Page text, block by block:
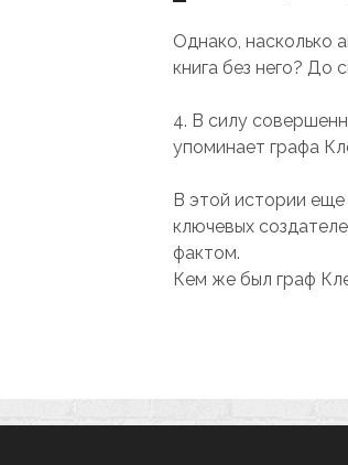
Однако, насколько
книга без него? До
4. В силу
упоминает графа
В этой истории еще
ключевых
фактом.
Кем же был граф